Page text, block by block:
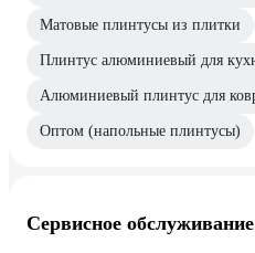
Матовые плинтусы из плитки
Плинтус алюминиевый для
Алюминиевый плинтус для
Оптом (напольные плинтусы)
Сервисное обслуживание